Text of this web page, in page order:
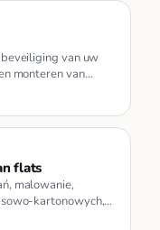
van uw
monteren van
flats
malowanie,
kartonowych,